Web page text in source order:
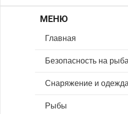
МЕНЮ
Главная
Безопасность на
Снаряжение и
Рыбы